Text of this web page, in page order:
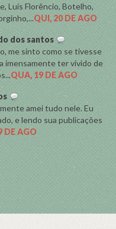
Luís Florêncio, Botelho,
QUI, 20 DE AGO
dos santos
me sinto como se tivesse
imensamente ter vivido de
QUA, 19 DE AGO
amei tudo nele. Eu
e lendo sua publicações
DE AGO